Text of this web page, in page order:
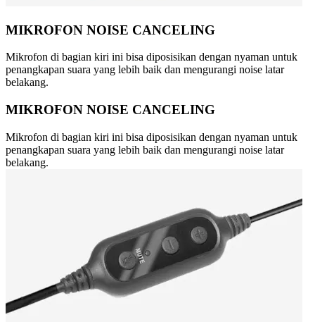
MIKROFON NOISE CANCELING
Mikrofon di bagian kiri ini bisa diposisikan dengan nyaman untuk
penangkapan suara yang lebih baik dan mengurangi noise latar
belakang.
MIKROFON NOISE CANCELING
Mikrofon di bagian kiri ini bisa diposisikan dengan nyaman untuk
penangkapan suara yang lebih baik dan mengurangi noise latar
belakang.